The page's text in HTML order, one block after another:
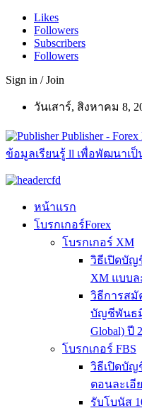
Likes
Followers
Subscribers
Followers
Sign in / Join
วันเสาร์, สิงหาคม 8,
Publisher -
ข้อมูลเรียนรู้ ll เพื่อพัฒนาเ
หน้าแรก
โบรกเกอร์Forex
โบรกเกอร์ XM
วิธีเปิดบัญ
XM แบบล
วิธีการสมั
บัญชีพันธมิ
Global) ปี
โบรกเกอร์ FBS
วิธีเปิดบัญ
ตอนละเอี
รับโบนัส